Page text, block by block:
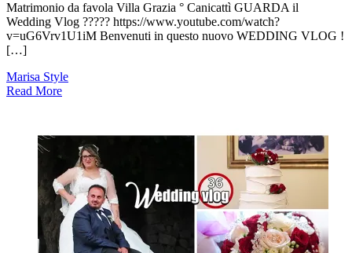
Matrimonio da favola Villa Grazia ° Canicattì GUARDA il
Wedding Vlog ????? https://www.youtube.com/watch?
v=uG6Vrv1U1iM Benvenuti in questo nuovo WEDDING VLOG !
[…]
Marisa Style
Read More